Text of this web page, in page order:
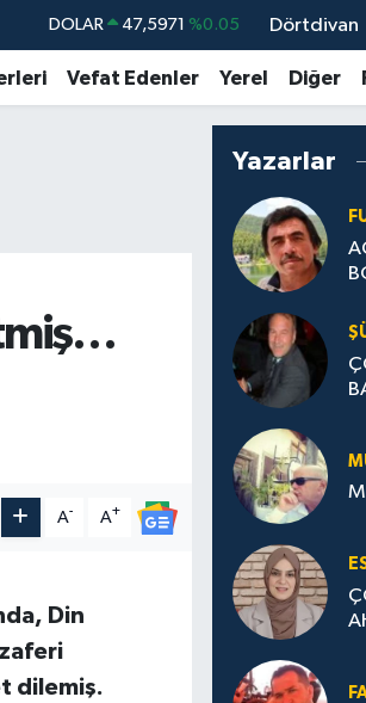
DOLAR 47,5971 %0.05
EURO 55,1336 %0.18
STERLİN 64,2534 %0.22
%0.39
%0.66
Dörtdivan
Vefat Edenler Yerel Diğer
A- A+
Din
dilemiş.
Yazarlar